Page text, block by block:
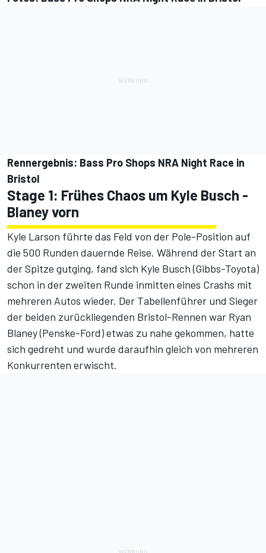
Rennergebnis: Bass Pro Shops NRA Night Race in
Bristol
Stage 1: Frühes Chaos um Kyle Busch -
Blaney vorn
Kyle Larson führte das Feld von der Pole-Position auf
die 500 Runden dauernde Reise. Während der Start an
der Spitze gutging, fand sich Kyle Busch (Gibbs-Toyota)
schon in der zweiten Runde inmitten eines Crashs mit
mehreren Autos wieder. Der Tabellenführer und Sieger
der beiden zurückliegenden Bristol-Rennen war Ryan
Blaney (Penske-Ford) etwas zu nahe gekommen, hatte
sich gedreht und wurde daraufhin gleich von mehreren
Konkurrenten erwischt.